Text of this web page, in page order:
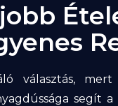
választás, mert
segít